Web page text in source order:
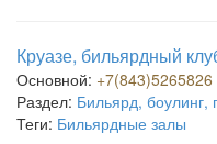
Круазе, бильярдный
Основной: +7(843)5265826
Раздел: Бильярд, боулинг,
Теги: Бильярдные залы